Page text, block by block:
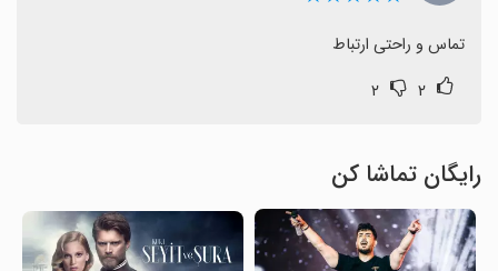
تماس و راحتی ارتباط
۲ ۲
رایگان تماشا کن